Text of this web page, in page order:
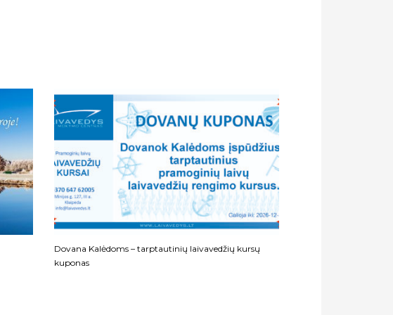
Dovana Kalėdoms – tarptautinių laivavedžių kursų
kuponas